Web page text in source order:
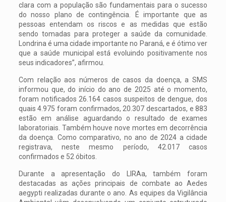
clara com a população são fundamentais para o sucesso
do nosso plano de contingência. É importante que as
pessoas entendam os riscos e as medidas que estão
sendo tomadas para proteger a saúde da comunidade.
Londrina é uma cidade importante no Paraná, e é ótimo ver
que a saúde municipal está evoluindo positivamente nos
seus indicadores”, afirmou.
Com relação aos números de casos da doença, a SMS
informou que, do início do ano de 2025 até o momento,
foram notificados 26.164 casos suspeitos de dengue, dos
quais 4.975 foram confirmados, 20.307 descartados, e 883
estão em análise aguardando o resultado de exames
laboratoriais. Também houve nove mortes em decorrência
da doença. Como comparativo, no ano de 2024 a cidade
registrava, neste mesmo período, 42.017 casos
confirmados e 52 óbitos.
Durante a apresentação do LIRAa, também foram
destacadas as ações principais de combate ao Aedes
aegypti realizadas durante o ano. As equipes da Vigilância